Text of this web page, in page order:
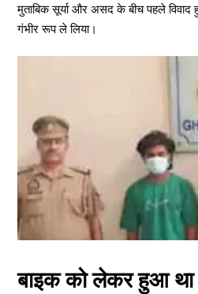
मुताबिक सूर्या और असद के बीच पहले
गंभीर रूप ले लिया।
बाइक को लेकर हुआ था